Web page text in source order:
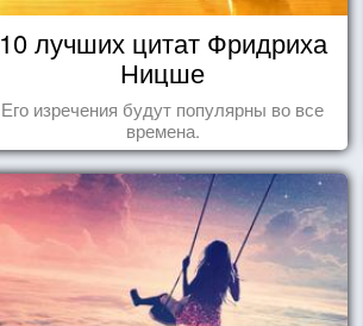
10 лучших цитат Фридриха
Ницше
Его изречения будут популярны во все
времена.